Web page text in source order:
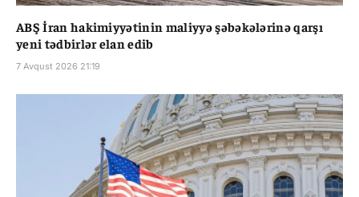
ABŞ İran hakimiyyətinin maliyyə şəbəkələrinə qarşı
yeni tədbirlər elan edib
7 Avqust 2026 21:19